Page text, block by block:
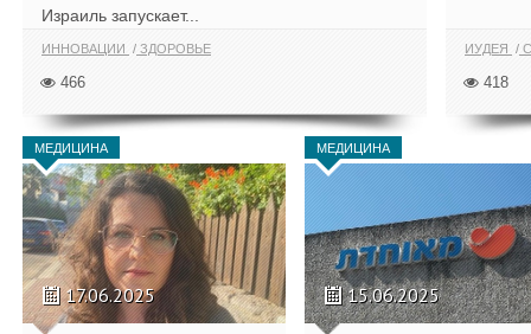
Израиль запускает...
ИННОВАЦИИ ЗДОРОВЬЕ
466
ИУДЕЯ
418
МЕДИЦИНА
17.06.2025
МЕДИЦИНА
15.06.2025